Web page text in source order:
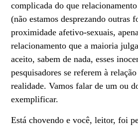
complicada do que
(não estamos desprezando outras
proximidade afetivo-sexuais,
relacionamento que a maioria
aceito, sabem de nada, esses
pesquisadores se referem à
realidade. Vamos falar de um ou
exemplificar.
Está chovendo e você, leitor, foi